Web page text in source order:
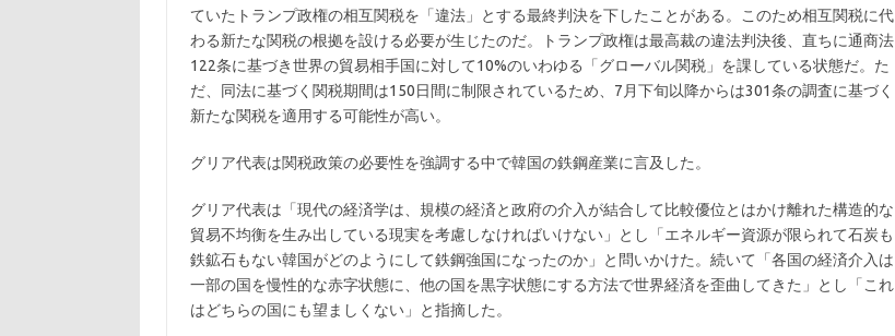
ていたトランプ政権の相互関税を「違法」とする最終判決を下したことがある。このため相互関税に代
わる新たな関税の根拠を設ける必要が生じたのだ。トランプ政権は最高裁の違法判決後、直ちに通商法
122条に基づき世界の貿易相手国に対して10%のいわゆる「グローバル関税」を課している状態だ。た
だ、同法に基づく関税期間は150日間に制限されているため、7月下旬以降からは301条の調査に基づく
新たな関税を適用する可能性が高い。
グリア代表は関税政策の必要性を強調する中で韓国の鉄鋼産業に言及した。
グリア代表は「現代の経済学は、規模の経済と政府の介入が結合して比較優位とはかけ離れた構造的な
貿易不均衡を生み出している現実を考慮しなければいけない」とし「エネルギー資源が限られて石炭も
鉄鉱石もない韓国がどのようにして鉄鋼強国になったのか」と問いかけた。続いて「各国の経済介入は
一部の国を慢性的な赤字状態に、他の国を黒字状態にする方法で世界経済を歪曲してきた」とし「これ
はどちらの国にも望ましくない」と指摘した。